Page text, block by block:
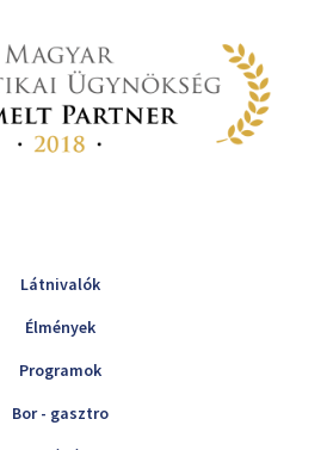
Látnivalók
Élmények
Programok
Bor - gasztro